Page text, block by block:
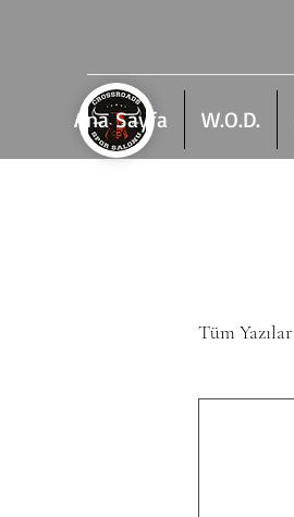
Ana Sayfa W.O.D.
Tüm Yazılar